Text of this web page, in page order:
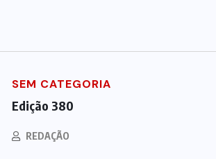
SEM CATEGORIA
Edição 380
REDAÇÃO